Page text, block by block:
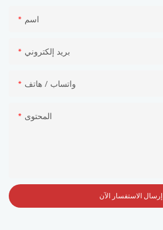
اسم
بريد إلكتروني
واتساب / هاتف
المحتوى
إرسال الاستفسار الآن